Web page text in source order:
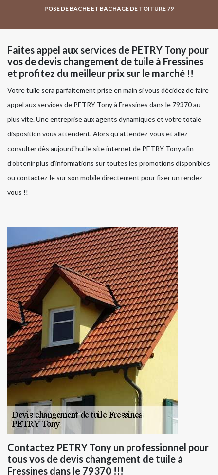
POSE DE BÂCHE ET BÂCHAGE DE TOITURE 79
Faites appel aux services de PETRY Tony pour
vos de devis changement de tuile à Fressines
et profitez du meilleur prix sur le marché !!
Votre tuile sera parfaitement prise en main si vous décidez de faire
appel aux services de PETRY Tony à Fressines dans le 79370 au
plus vite. Une entreprise aux agents dynamiques et votre totale
disposition vous attendent. Alors qu’attendez-vous et allez
consulter dès aujourd`hui le site internet de PETRY Tony afin
d’obtenir plus d’informations sur toutes les promotions disponibles
ou contactez-le sur son mobile directement pour fixer un rendez-
vous !!
Contactez PETRY Tony un professionnel pour
tous vos de devis changement de tuile à
Fressines dans le 79370 !!!